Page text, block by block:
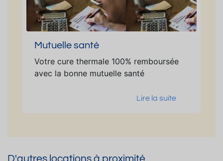
Mutuelle santé
Votre cure thermale 100% remboursée
avec la bonne mutuelle santé
Lire la suite